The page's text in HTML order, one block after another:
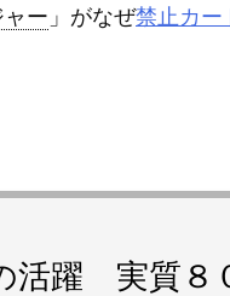
ー 」がなぜ禁止カー
活躍 実質８